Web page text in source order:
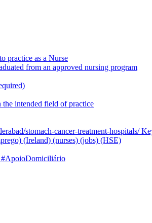
practice as a Nurse
from an approved nursing program
the intended field of practice
stomach-cancer-treatment-hospitals/
(Ireland) (nurses) (jobs) (HSE)
#ApoioDomiciliário